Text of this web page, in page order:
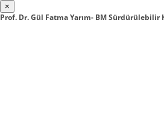
×
Prof. Dr. Gül Fatma Yarım- BM Sürdürülebilir